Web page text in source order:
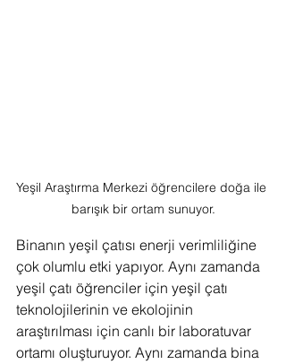
Yeşil Araştırma Merkezi öğrencilere doğa ile
barışık bir ortam sunuyor.
Binanın yeşil çatısı enerji verimliliğine
çok olumlu etki yapıyor. Aynı zamanda
yeşil çatı öğrenciler için yeşil çatı
teknolojilerinin ve ekolojinin
araştırılması için canlı bir laboratuvar
ortamı oluşturuyor. Aynı zamanda bina